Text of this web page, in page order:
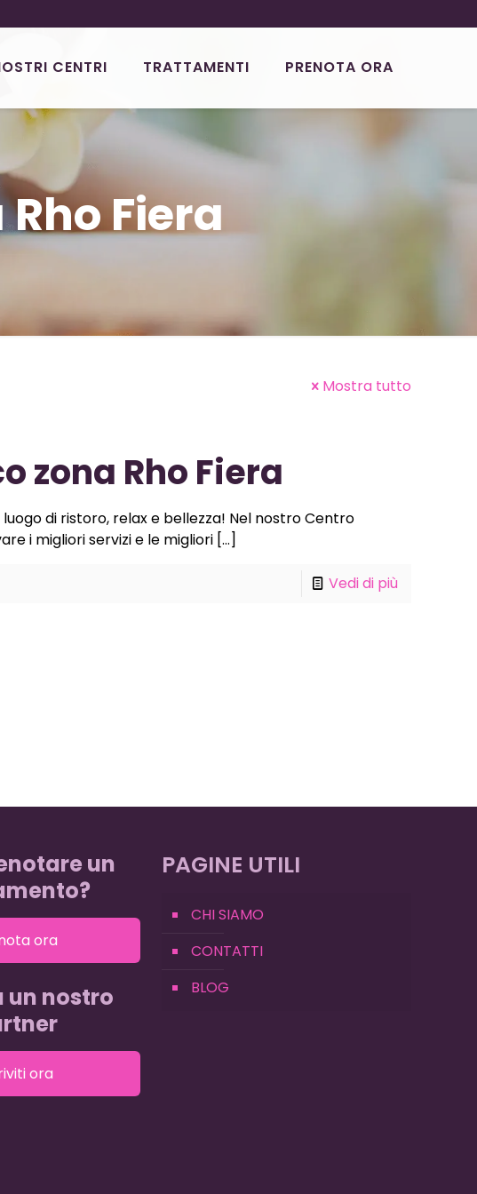
CENTRI TRATTAMENTI PRENOTA ORA
Fiera
Mostra tutto
zona Rho Fiera
di ristoro, relax e bellezza! Nel nostro Centro
i migliori servizi e le migliori[…]
Vedi di più
un
ora
un nostro
ora
PAGINE UTILI
CHI SIAMO
CONTATTI
BLOG